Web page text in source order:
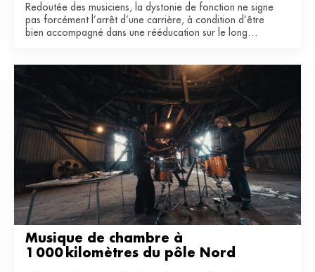
Redoutée des musiciens, la dystonie de fonction ne signe
pas forcément l’arrêt d’une carrière, à condition d’être
bien accompagné dans une rééducation sur le long
Musique de chambre à
1 000 kilomètres du pôle Nord